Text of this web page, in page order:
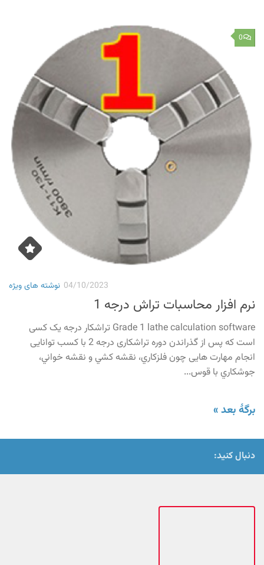
0
نوشته های ویژه 04/10/2023
نرم افزار محاسبات تراش درجه 1
Grade 1 lathe calculation software تراشکار درجه یک کسی
است که پس از گذراندن دوره تراشکاری درجه 2 با کسب توانایی
انجام مهارت هایی چون فلزكاري، نقشه كشي و نقشه خواني،
جوشكاري با قوس...
برگهٔ بعد »
دنبال کنید: